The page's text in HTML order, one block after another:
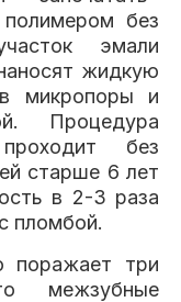
полимером без
эмали
жидкую
микропоры и
Процедура
без
старше 6 лет
в 2-3 раза
пломбой.
поражает три
межзубные